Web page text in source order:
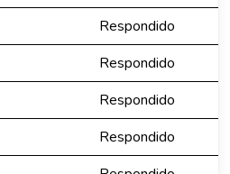
Respondido
Respondido
Respondido
Respondido